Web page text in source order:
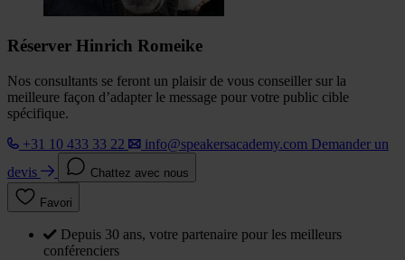
Réserver Hinrich Romeike
Nos consultants se feront un plaisir de vous conseiller sur la
meilleure façon d’adapter le message pour votre public cible
spécifique.
+31 10 433 33 22
info@speakersacademy.com Demander un
devis
Chattez avec nous
Favori
Depuis 30 ans, votre partenaire pour les meilleurs
conférenciers